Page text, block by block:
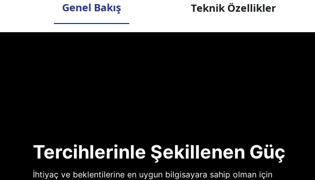
Genel Bakış Teknik Özellikler
Tercihlerinle Şekillenen Güç
İhtiyaç ve beklentilerine en uygun bilgisayara sahip olman için